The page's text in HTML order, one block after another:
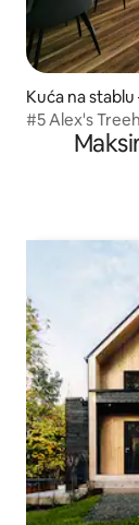
Kuća na
#5 Alex's